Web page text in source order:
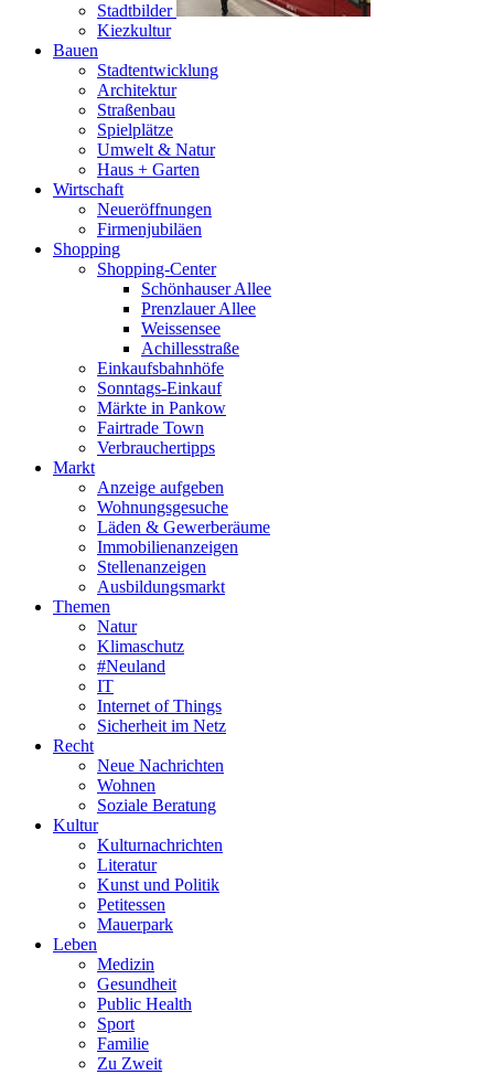
Stadtbilder
Kiezkultur
Bauen
Stadtentwicklung
Architektur
Straßenbau
Spielplätze
Umwelt & Natur
Haus + Garten
Wirtschaft
Neueröffnungen
Firmenjubiläen
Shopping
Shopping-Center
Schönhauser Allee
Prenzlauer Allee
Weissensee
Achillesstraße
Einkaufsbahnhöfe
Sonntags-Einkauf
Märkte in Pankow
Fairtrade Town
Verbrauchertipps
Markt
Anzeige aufgeben
Wohnungsgesuche
Läden & Gewerberäume
Immobilienanzeigen
Stellenanzeigen
Ausbildungsmarkt
Themen
Natur
Klimaschutz
#Neuland
IT
Internet of Things
Sicherheit im Netz
Recht
Neue Nachrichten
Wohnen
Soziale Beratung
Kultur
Kulturnachrichten
Literatur
Kunst und Politik
Petitessen
Mauerpark
Leben
Medizin
Gesundheit
Public Health
Sport
Familie
Zu Zweit